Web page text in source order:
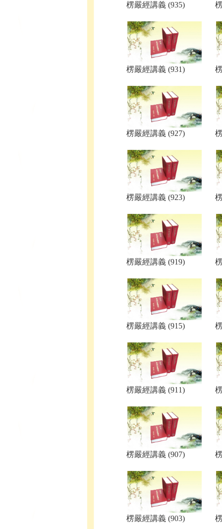
楞嚴經講義 (935)
楞嚴經講義 (931)
楞嚴經講義 (927)
楞嚴經講義 (923)
楞嚴經講義 (919)
楞嚴經講義 (915)
楞嚴經講義 (911)
楞嚴經講義 (907)
楞嚴經講義 (903)